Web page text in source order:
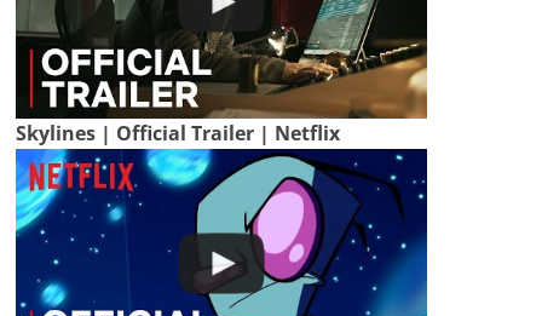
Skylines | Official Trailer | Netflix